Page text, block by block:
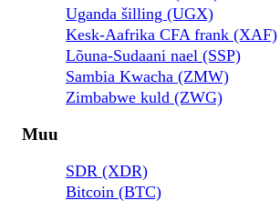
Uganda šilling (UGX)
Kesk-Aafrika CFA frank (XAF)
Lõuna-Sudaani nael (SSP)
Sambia Kwacha (ZMW)
Zimbabwe kuld (ZWG)
Muu
SDR (XDR)
Bitcoin (BTC)